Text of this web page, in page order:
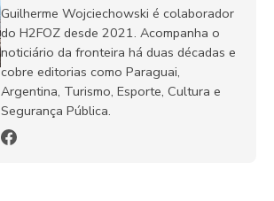
Guilherme Wojciechowski é colaborador
do H2FOZ desde 2021. Acompanha o
noticiário da fronteira há duas décadas e
cobre editorias como Paraguai,
Argentina, Turismo, Esporte, Cultura e
Segurança Pública.